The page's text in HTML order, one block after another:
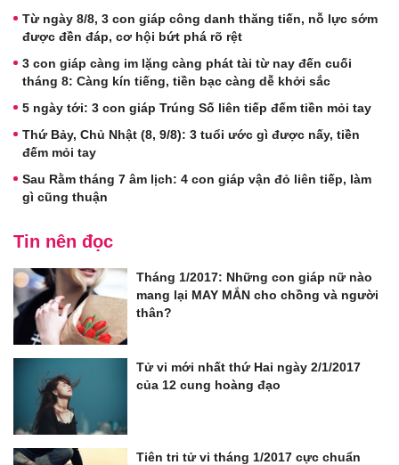
Từ ngày 8/8, 3 con giáp công danh thăng tiến, nỗ lực sớm
được đền đáp, cơ hội bứt phá rõ rệt
3 con giáp càng im lặng càng phát tài từ nay đến cuối
tháng 8: Càng kín tiếng, tiền bạc càng dễ khởi sắc
5 ngày tới: 3 con giáp Trúng Số liên tiếp đếm tiền mỏi tay
Thứ Bảy, Chủ Nhật (8, 9/8): 3 tuổi ước gì được nấy, tiền
đếm mỏi tay
Sau Rằm tháng 7 âm lịch: 4 con giáp vận đỏ liên tiếp, làm
gì cũng thuận
Tin nên đọc
Tháng 1/2017: Những con giáp nữ nào
mang lại MAY MẮN cho chồng và người
thân?
Tử vi mới nhất thứ Hai ngày 2/1/2017
của 12 cung hoàng đạo
Tiên tri tử vi tháng 1/2017 cực chuẩn